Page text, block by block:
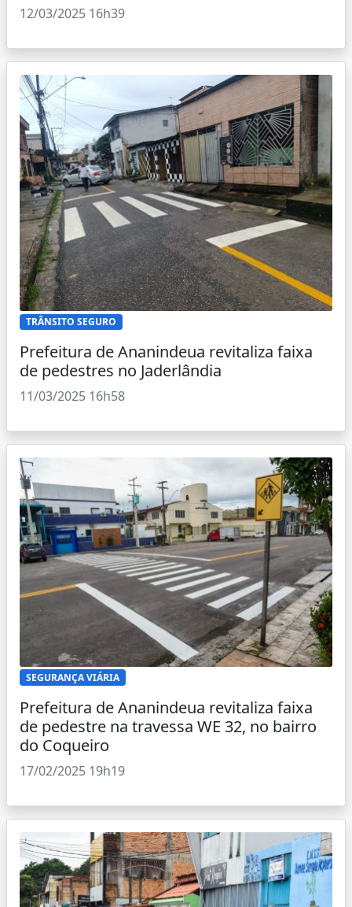
12/03/2025 16h39
TRÂNSITO SEGURO
Prefeitura de Ananindeua revitaliza faixa
de pedestres no Jaderlândia
11/03/2025 16h58
SEGURANÇA VIÁRIA
Prefeitura de Ananindeua revitaliza faixa
de pedestre na travessa WE 32, no bairro
do Coqueiro
17/02/2025 19h19